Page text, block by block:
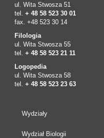
ul. Wita Stwosza 51
tel. + 48 58 523 30 01
fax. +48 523 30 14
Filologia
ul. Wita Stwosza 55
tel. + 48 58 523 21 11
Logopedia
ul. Wita Stwosza 58
tel. + 48 58 523 23 63
Wydziały
Wydział Biologii